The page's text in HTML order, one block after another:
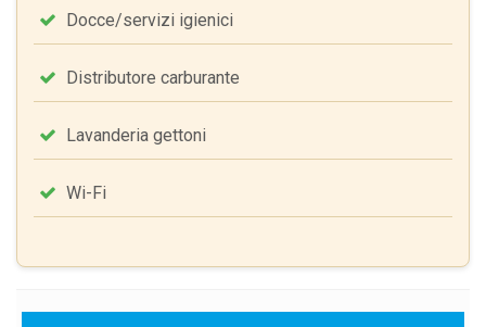
Docce/servizi igienici
Distributore carburante
Lavanderia gettoni
Wi-Fi